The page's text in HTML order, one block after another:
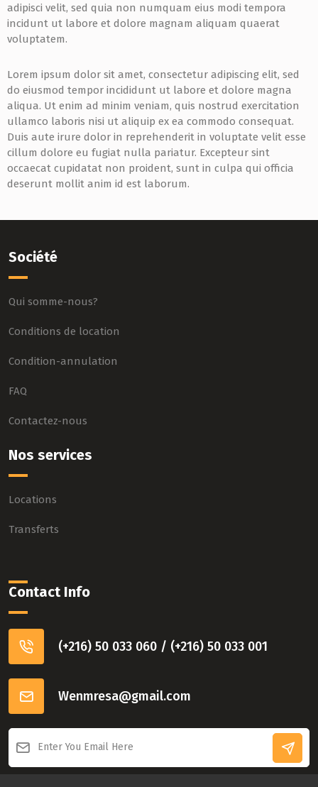
adipisci velit, sed quia non numquam eius modi tempora
incidunt ut labore et dolore magnam aliquam quaerat
voluptatem.
Lorem ipsum dolor sit amet, consectetur adipiscing elit, sed
do eiusmod tempor incididunt ut labore et dolore magna
aliqua. Ut enim ad minim veniam, quis nostrud exercitation
ullamco laboris nisi ut aliquip ex ea commodo consequat.
Duis aute irure dolor in reprehenderit in voluptate velit esse
cillum dolore eu fugiat nulla pariatur. Excepteur sint
occaecat cupidatat non proident, sunt in culpa qui officia
deserunt mollit anim id est laborum.
Société
Qui somme-nous?
Conditions de location
Condition-annulation
FAQ
Contactez-nous
Nos services
Locations
Transferts
Contact Info
(+216) 50 033 060 / (+216) 50 033 001
Wenmresa@gmail.com